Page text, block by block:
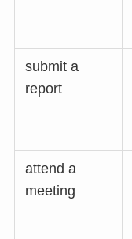
submit a
report
attend a
meeting